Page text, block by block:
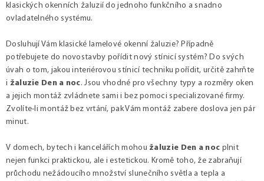
klasických okenních žaluzií do jednoho funkčního a snadno
ovladatelného systému.
Dosluhují Vám klasické lamelové okenní žaluzie? Případně
potřebujete do novostavby pořídit nový stínicí systém? Do svých
úvah o tom, jakou interiérovou stínicí techniku pořídit, určitě zahrňte
i žaluzie Den a noc. Jsou vhodné pro všechny typy a rozměry oken
a jejich montáž zvládnete sami i bez pomoci specializované firmy.
Zvolíte-li montáž bez vrtání, pak Vám montáž zabere doslova jen pár
minut.
V domech, bytech i kancelářích mohou žaluzie Den a noc plnit
nejen funkci praktickou, ale i estetickou. Kromě toho, že zabraňují
průchodu nežádoucího množství slunečního světla a tepla a